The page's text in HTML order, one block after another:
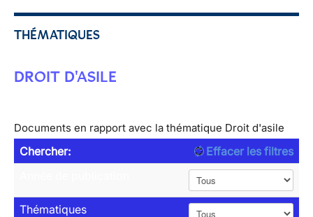
THÉMATIQUES
DROIT D'ASILE
Documents en rapport avec la thématique Droit d'asile
Chercher:
Effacer les filtres
Thématiques